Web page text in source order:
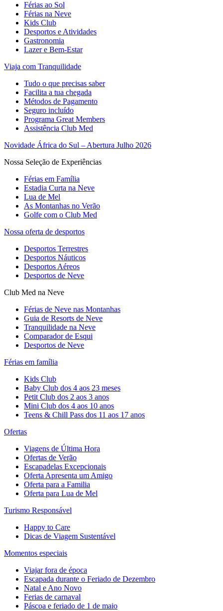
Férias ao Sol
Férias na Neve
Kids Club
Desportos e Atividades
Gastronomia
Lazer e Bem-Estar
Viaja com Tranquilidade
Tudo o que precisas saber
Facilita a tua chegada
Métodos de Pagamento
Seguro incluído
Programa Great Members
Assistência Club Med
Novidade África do Sul – Abertura Julho 2026
Nossa Seleção de Experiências
Férias em Família
Estadia Curta na Neve
Lua de Mel
As Montanhas no Verão
Golfe com o Club Med
Nossa oferta de desportos
Desportos Terrestres
Desportos Náuticos
Desportos Aéreos
Desportos de Neve
Club Med na Neve
Férias de Neve nas Montanhas
Guia de Resorts de Neve
Tranquilidade na Neve​
Comparador de Esqui
Desportos de Neve
Férias em família
Kids Club
Baby Club dos 4 aos 23 meses
Petit Club dos 2 aos 3 anos
Mini Club dos 4 aos 10 anos
Teens & Chill Pass dos 11 aos 17 anos
Ofertas
Viagens de Última Hora
Ofertas de Verão
Escapadelas Excepcionais
Oferta Apresenta um Amigo
Oferta para a Familia
Oferta para Lua de Mel
Turismo Responsável
Happy to Care
Dicas de Viagem Sustentável
Momentos especiais
Viajar fora de época
Escapada durante o Feriado de Dezembro
Natal e Ano Novo
Ferias de carnaval
Páscoa e feriado de 1 de maio